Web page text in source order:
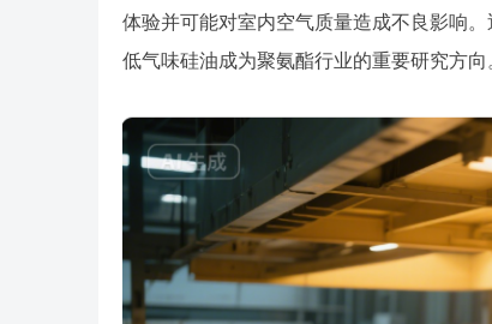
体验并可能对室内空气质量造成不良影响
低气味硅油成为聚氨酯行业的重要研究方向